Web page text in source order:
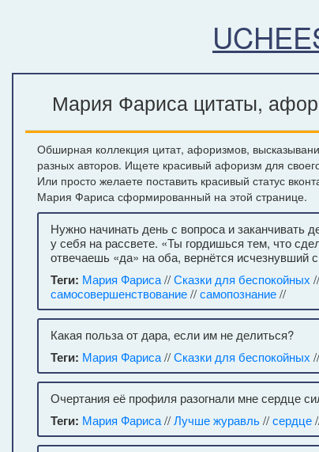
Мария Фариса цитаты,
Обширная коллекция цитат, афоризмов,
разных авторов. Ищете красивый афоризм для
Или просто желаете поставить красивый статус
Мария Фариса сформированный на этой странице.
Нужно начинать день с вопроса и заканчивать
у себя на рассвете. «Ты гордишься тем, что
отвечаешь «да» на оба, вернётся исчезнувший
Теги: Мария Фариса//Сказки для беспокойных //
самосовершенствование//самопознание//
Какая польза от дара, если им не делиться?
Теги: Мария Фариса//Сказки для беспокойных //
Очертания её профиля разогнали мне сердце
Теги: Мария Фариса//Лучше журавль//сердце